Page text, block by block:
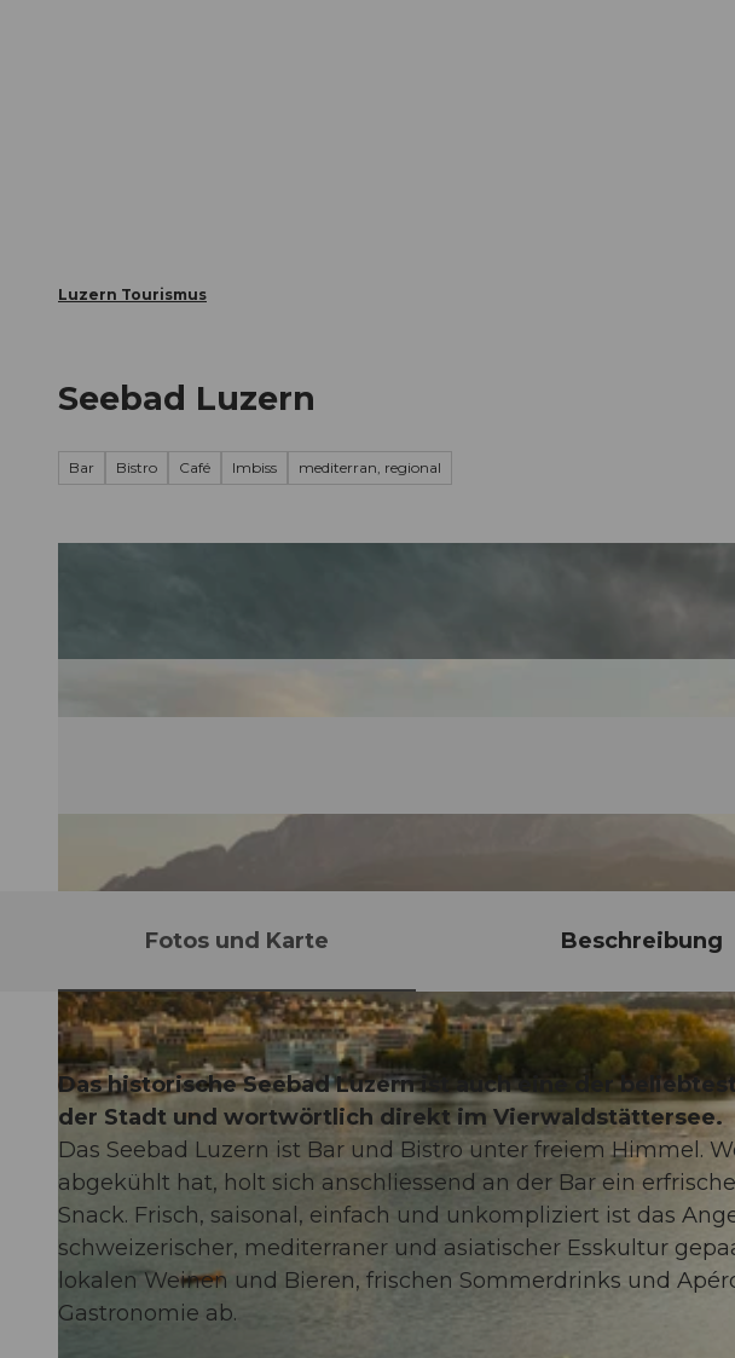
Luzern Tourismus
Seebad Luzern
Bar Bistro Café Imbiss mediterran, regional
Fotos und Karte Beschreibung
Das historische Seebad Luzern ist auch eine der
der Stadt und wortwörtlich direkt im Vierwaldstättersee.
Das Seebad Luzern ist Bar und Bistro unter freiem Himmel.
abgekühlt hat, holt sich anschliessend an der Bar ein
Snack. Frisch, saisonal, einfach und unkompliziert ist das
schweizerischer, mediterraner und asiatischer Esskultur
lokalen Weinen und Bieren, frischen Sommerdrinks und
Gastronomie ab.